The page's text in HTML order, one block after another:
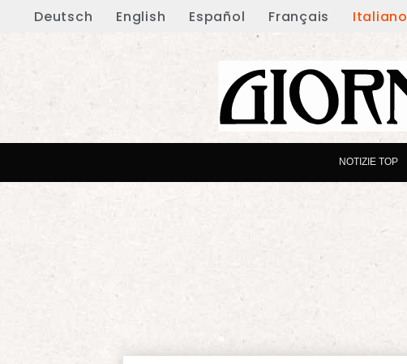
Deutsch English Español Français Italiano
NOTIZIE TOP